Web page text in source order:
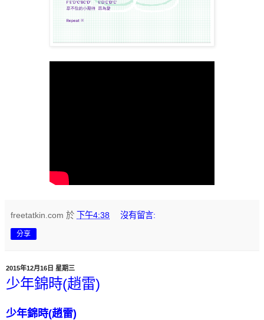
freetatkin.com 於 下午4:38 沒有留言:
分享
2015年12月16日 星期三
少年錦時(趙雷)
少年錦時(趙雷)